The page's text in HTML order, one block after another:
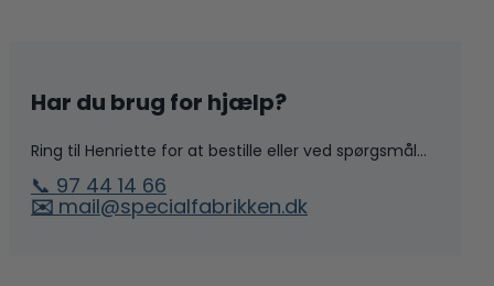
Har du brug for hjælp?
Ring til Henriette for at bestille eller ved spørgsmål...
📞 97 44 14 66
✉️ mail@specialfabrikken.dk